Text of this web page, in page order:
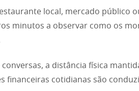
local, mercado público
minutos a observar como os
a distância física
financeiras cotidianas são